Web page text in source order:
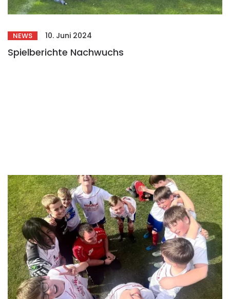
NEWS 10. Juni 2024
Spielberichte Nachwuchs